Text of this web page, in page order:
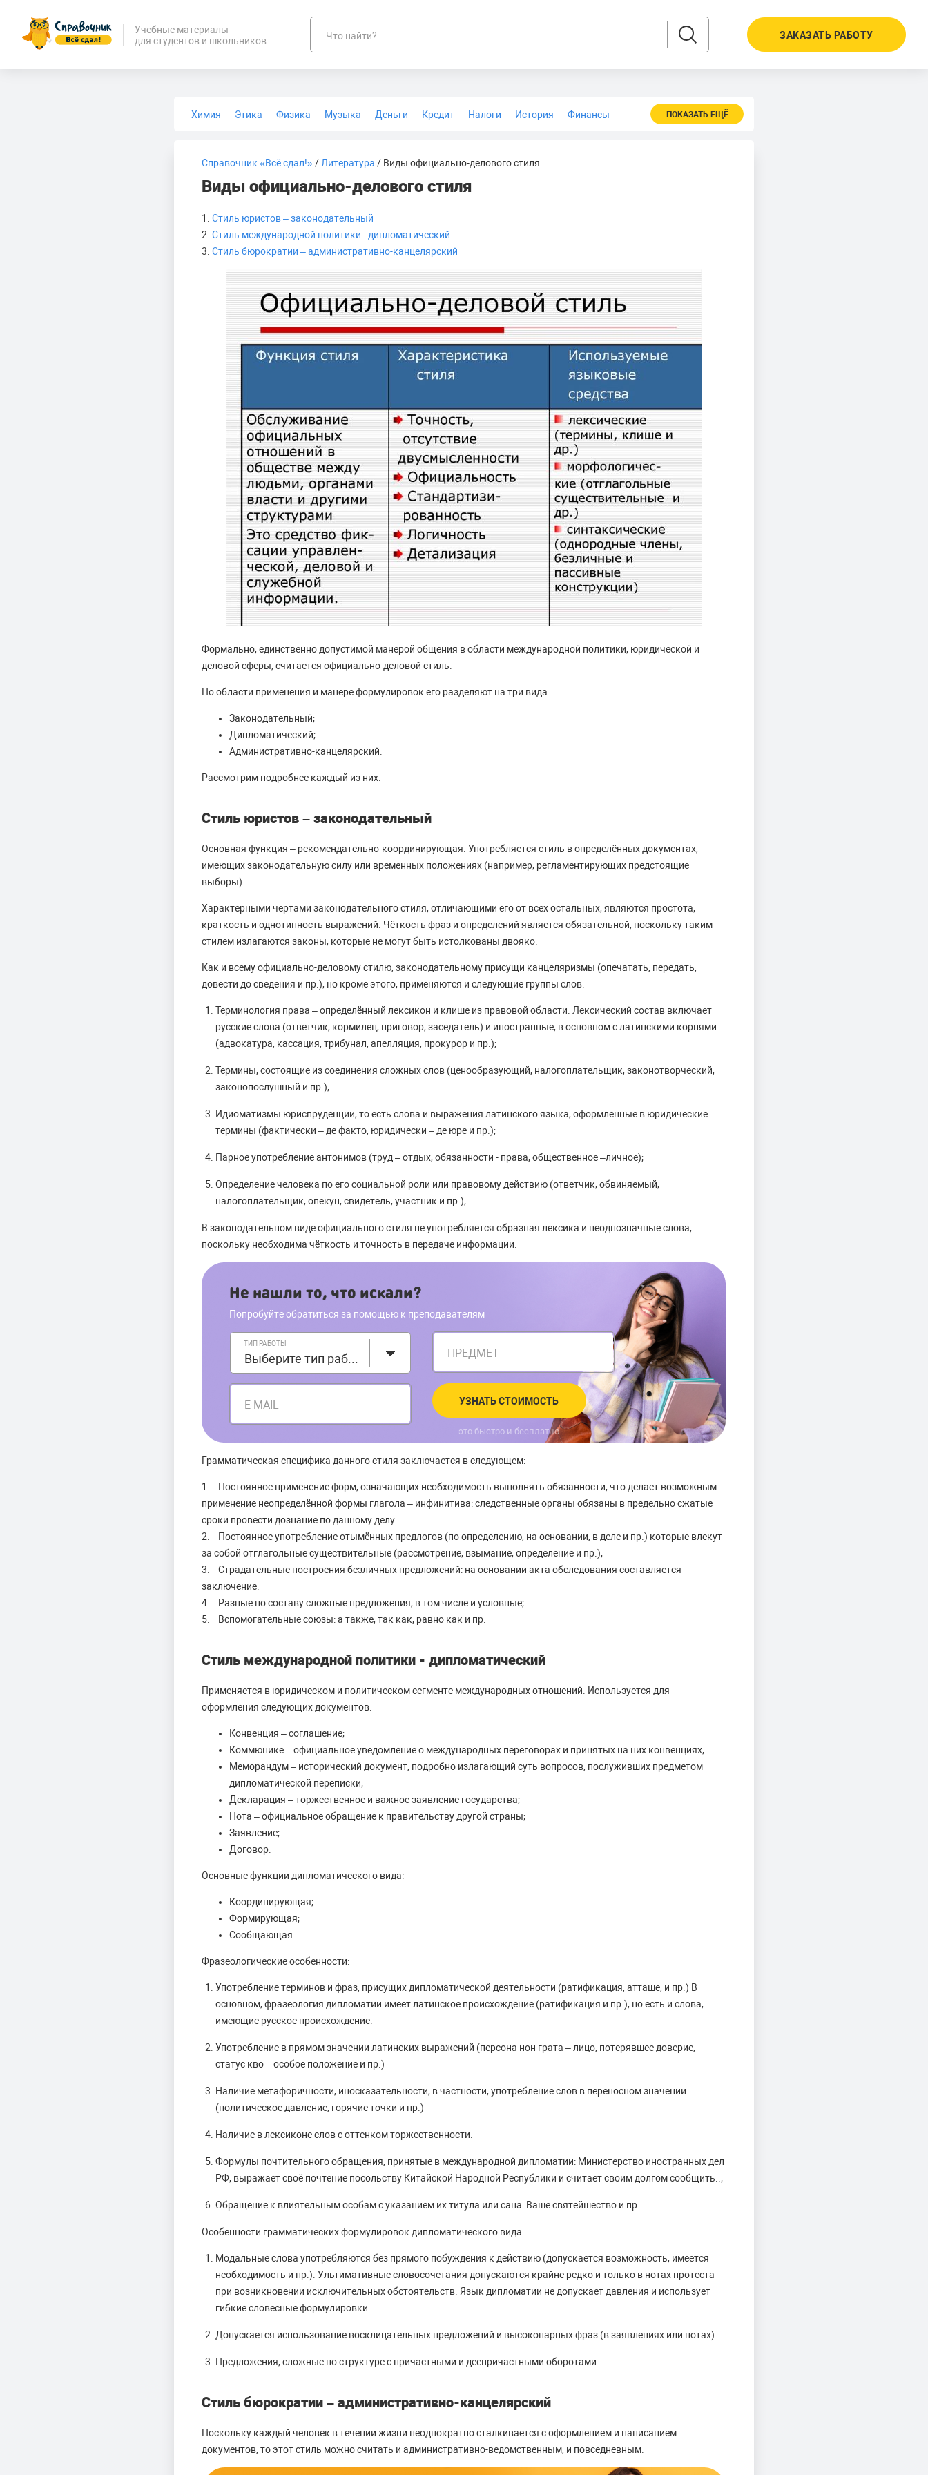
Учебные материалы
для студентов и школьников
Что найти? ЗАКАЗАТЬ РАБОТУ
Химия Этика Физика Музыка Деньги Кредит Налоги История
Финансы
ПОКАЗАТЬ ЕЩЁ
Справочник «Всё сдал!»/ Литература / Виды официально-делового стиля
Виды официально-делового стиля
1. Стиль юристов – законодательный
2. Стиль международной политики - дипломатический
3. Стиль бюрократии – административно-канцелярский
Формально, единственно допустимой манерой общения в области международной политики, юридической и
деловой сферы, считается официально-деловой стиль.
По области применения и манере формулировок его разделяют на три вида:
Законодательный;
Дипломатический;
Административно-канцелярский.
Рассмотрим подробнее каждый из них.
Стиль юристов – законодательный
Основная функция – рекомендательно-координирующая. Употребляется стиль в определённых документах,
имеющих законодательную силу или временных положениях (например, регламентирующих предстоящие
выборы).
Характерными чертами законодательного стиля, отличающими его от всех остальных, являются простота,
краткость и однотипность выражений. Чёткость фраз и определений является обязательной, поскольку таким
стилем излагаются законы, которые не могут быть истолкованы двояко.
Как и всему официально-деловому стилю, законодательному присущи канцеляризмы (опечатать, передать,
довести до сведения и пр.), но кроме этого, применяются и следующие группы слов:
Терминология права – определённый лексикон и клише из правовой области. Лексический состав включает
русские слова (ответчик, кормилец, приговор, заседатель) и иностранные, в основном с латинскими корнями
(адвокатура, кассация, трибунал, апелляция, прокурор и пр.);
Термины, состоящие из соединения сложных слов (ценообразующий, налогоплательщик, законотворческий,
законопослушный и пр.);
Идиоматизмы юриспруденции, то есть слова и выражения латинского языка, оформленные в юридические
термины (фактически – де факто, юридически – де юре и пр.);
Парное употребление антонимов (труд – отдых, обязанности - права, общественное –личное);
Определение человека по его социальной роли или правовому действию (ответчик, обвиняемый,
налогоплательщик, опекун, свидетель, участник и пр.);
В законодательном виде официального стиля не употребляется образная лексика и неоднозначные слова,
поскольку необходима чёткость и точность в передаче информации.
Не нашли то, что искали?
Попробуйте обратиться за помощью к преподавателям
ТИП РАБОТЫ
Выберите тип работы ПРЕДМЕТ
E-MAIL УЗНАТЬ СТОИМОСТЬ
это быстро и бесплатно
Грамматическая специфика данного стиля заключается в следующем:
1. Постоянное применение форм, означающих необходимость выполнять обязанности, что делает возможным
применение неопределённой формы глагола – инфинитива: следственные органы обязаны в предельно сжатые
сроки провести дознание по данному делу.
2. Постоянное употребление отымённых предлогов (по определению, на основании, в деле и пр.) которые влекут
за собой отглагольные существительные (рассмотрение, взымание, определение и пр.);
3. Страдательные построения безличных предложений: на основании акта обследования составляется
заключение.
4. Разные по составу сложные предложения, в том числе и условные;
5. Вспомогательные союзы: а также, так как, равно как и пр.
Стиль международной политики - дипломатический
Применяется в юридическом и политическом сегменте международных отношений. Используется для
оформления следующих документов:
Конвенция – соглашение;
Коммюнике – официальное уведомление о международных переговорах и принятых на них конвенциях;
Меморандум – исторический документ, подробно излагающий суть вопросов, послуживших предметом
дипломатической переписки;
Декларация – торжественное и важное заявление государства;
Нота – официальное обращение к правительству другой страны;
Заявление;
Договор.
Основные функции дипломатического вида:
Координирующая;
Формирующая;
Сообщающая.
Фразеологические особенности:
Употребление терминов и фраз, присущих дипломатической деятельности (ратификация, атташе, и пр.) В
основном, фразеология дипломатии имеет латинское происхождение (ратификация и пр.), но есть и слова,
имеющие русское происхождение.
Употребление в прямом значении латинских выражений (персона нон грата – лицо, потерявшее доверие,
статус кво – особое положение и пр.)
Наличие метафоричности, иносказательности, в частности, употребление слов в переносном значении
(политическое давление, горячие точки и пр.)
Наличие в лексиконе слов с оттенком торжественности.
Формулы почтительного обращения, принятые в международной дипломатии: Министерство иностранных дел
РФ, выражает своё почтение посольству Китайской Народной Республики и считает своим долгом сообщить..;
Обращение к влиятельным особам с указанием их титула или сана: Ваше святейшество и пр.
Особенности грамматических формулировок дипломатического вида:
Модальные слова употребляются без прямого побуждения к действию (допускается возможность, имеется
необходимость и пр.). Ультимативные словосочетания допускаются крайне редко и только в нотах протеста
при возникновении исключительных обстоятельств. Язык дипломатии не допускает давления и использует
гибкие словесные формулировки.
Допускается использование восклицательных предложений и высокопарных фраз (в заявлениях или нотах).
Предложения, сложные по структуре с причастными и деепричастными оборотами.
Стиль бюрократии – административно-канцелярский
Поскольку каждый человек в течении жизни неоднократно сталкивается с оформлением и написанием
документов, то этот стиль можно считать и административно-ведомственным, и повседневным.